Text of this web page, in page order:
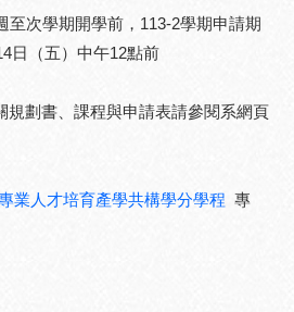
至次學期開學前，113-2學期申請期
日（五）中午12點前
規劃書、課程與申請表請參閱系網頁
業人才培育產學共構學分學程 專